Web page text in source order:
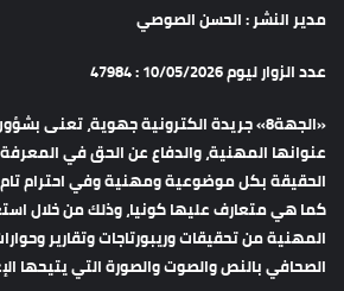
مدير النشر : الحسن الصوصي
عدد الزوار ليوم 10/05/2026 : 47984
«الجهة8» جريدة الكترونية جهوية، تعنى
عنوانها المهنية، والدفاع عن الحق في المعرفة
الحقيقة بكل موضوعية ومهنية وفي احترام تام
كما هي متعارف عليها كونيا، وذلك من خلال
المهنية من تحقيقات وريبورتاجات وتقارير
الصحافي بالنص والصوت والصورة التي يتيحها